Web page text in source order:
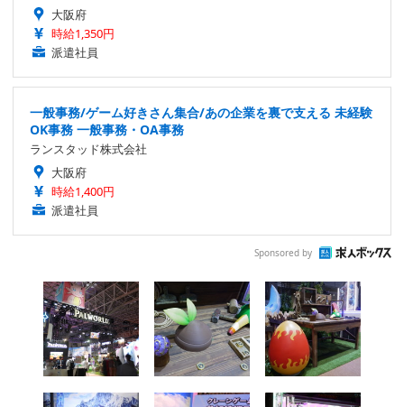
大阪府
時給1,350円
派遣社員
一般事務/ゲーム好きさん集合/あの企業を裏で支える 未経験
OK事務 一般事務・OA事務
ランスタッド株式会社
大阪府
時給1,400円
派遣社員
Sponsored by